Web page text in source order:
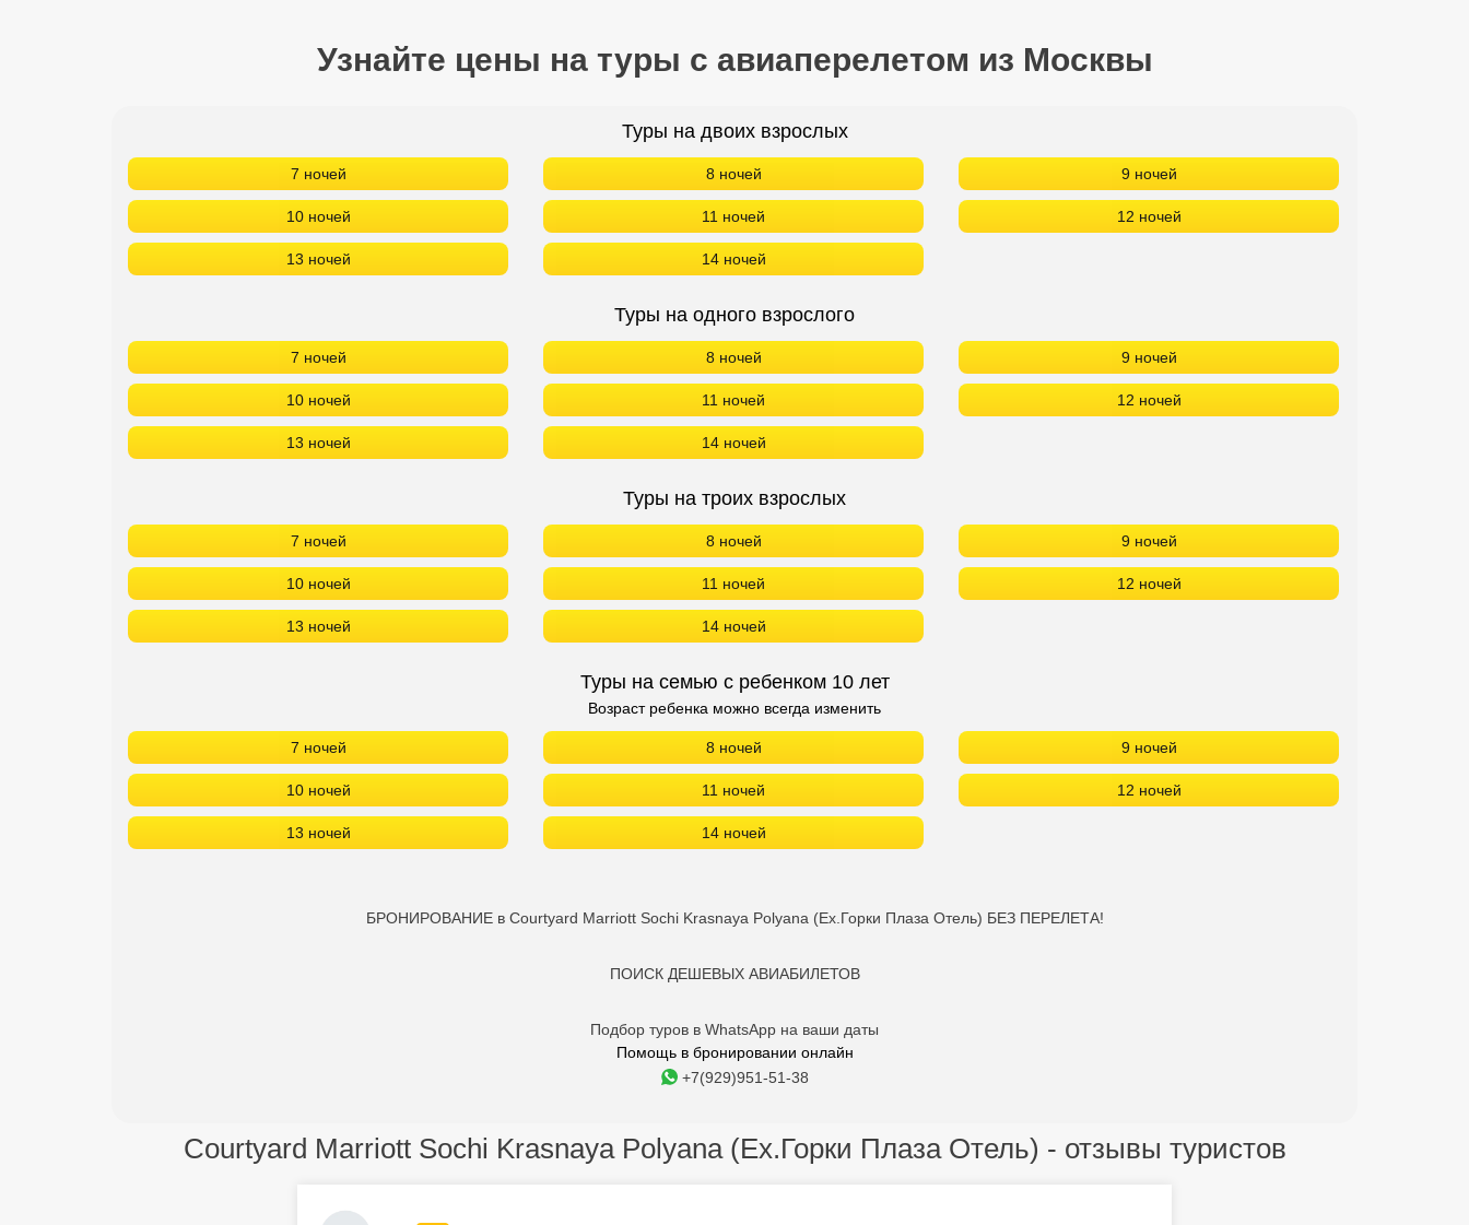
Узнайте цены на туры с авиаперелетом из Москвы
Туры на двоих взрослых
7 ночей 8 ночей 9 ночей
10 ночей 11 ночей 12 ночей
13 ночей 14 ночей
Туры на одного взрослого
7 ночей 8 ночей 9 ночей
10 ночей 11 ночей 12 ночей
13 ночей 14 ночей
Туры на троих взрослых
7 ночей 8 ночей 9 ночей
10 ночей 11 ночей 12 ночей
13 ночей 14 ночей
Туры на семью с ребенком 10 лет
Возраст ребенка можно всегда изменить
7 ночей 8 ночей 9 ночей
10 ночей 11 ночей 12 ночей
13 ночей 14 ночей
БРОНИРОВАНИЕ в Courtyard Marriott Sochi Krasnaya Polyana (Ex.Горки Плаза Отель) БЕЗ ПЕРЕЛЕТА!
ПОИСК ДЕШЕВЫХ АВИАБИЛЕТОВ
Подбор туров в WhatsApp на ваши даты
Помощь в бронировании онлайн
+7(929)951-51-38
Courtyard Marriott Sochi Krasnaya Polyana (Ex.Горки Плаза Отель) - отзывы туристов
Сетевые отели Маврикия